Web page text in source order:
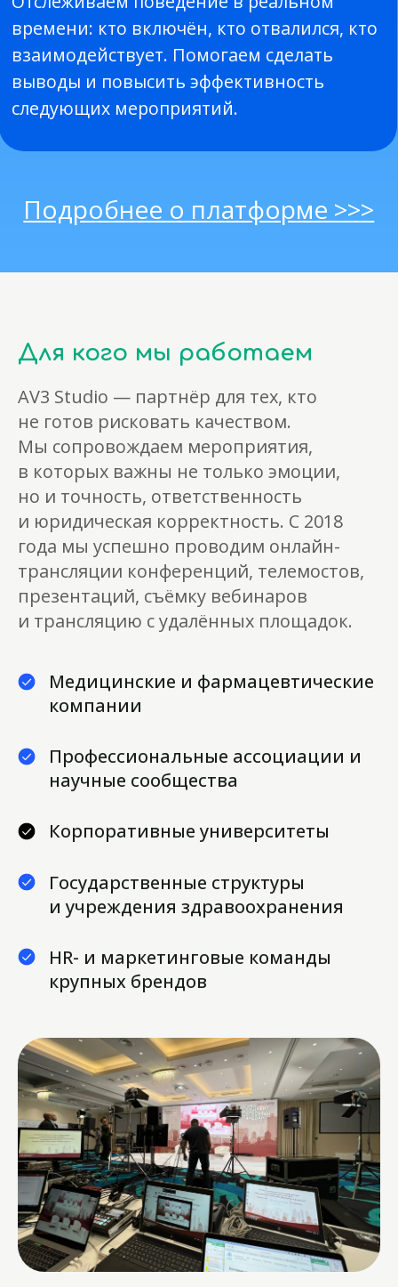
Для кого мы работаем
AV3 Studio — партнёр для тех, кто
не готов рисковать качеством.
Мы сопровождаем мероприятия,
в которых важны не только эмоции,
но и точность, ответственность
и юридическая корректность. С 2018
года мы успешно проводим онлайн-
трансляции конференций, телемостов,
презентаций, съёмку вебинаров
и трансляцию с удалённых площадок.
Медицинские и фармацевтические
компании
Профессиональные ассоциации и
научные сообщества
Корпоративные университеты
Государственные структуры
и учреждения здравоохранения
HR- и маркетинговые команды
крупных брендов